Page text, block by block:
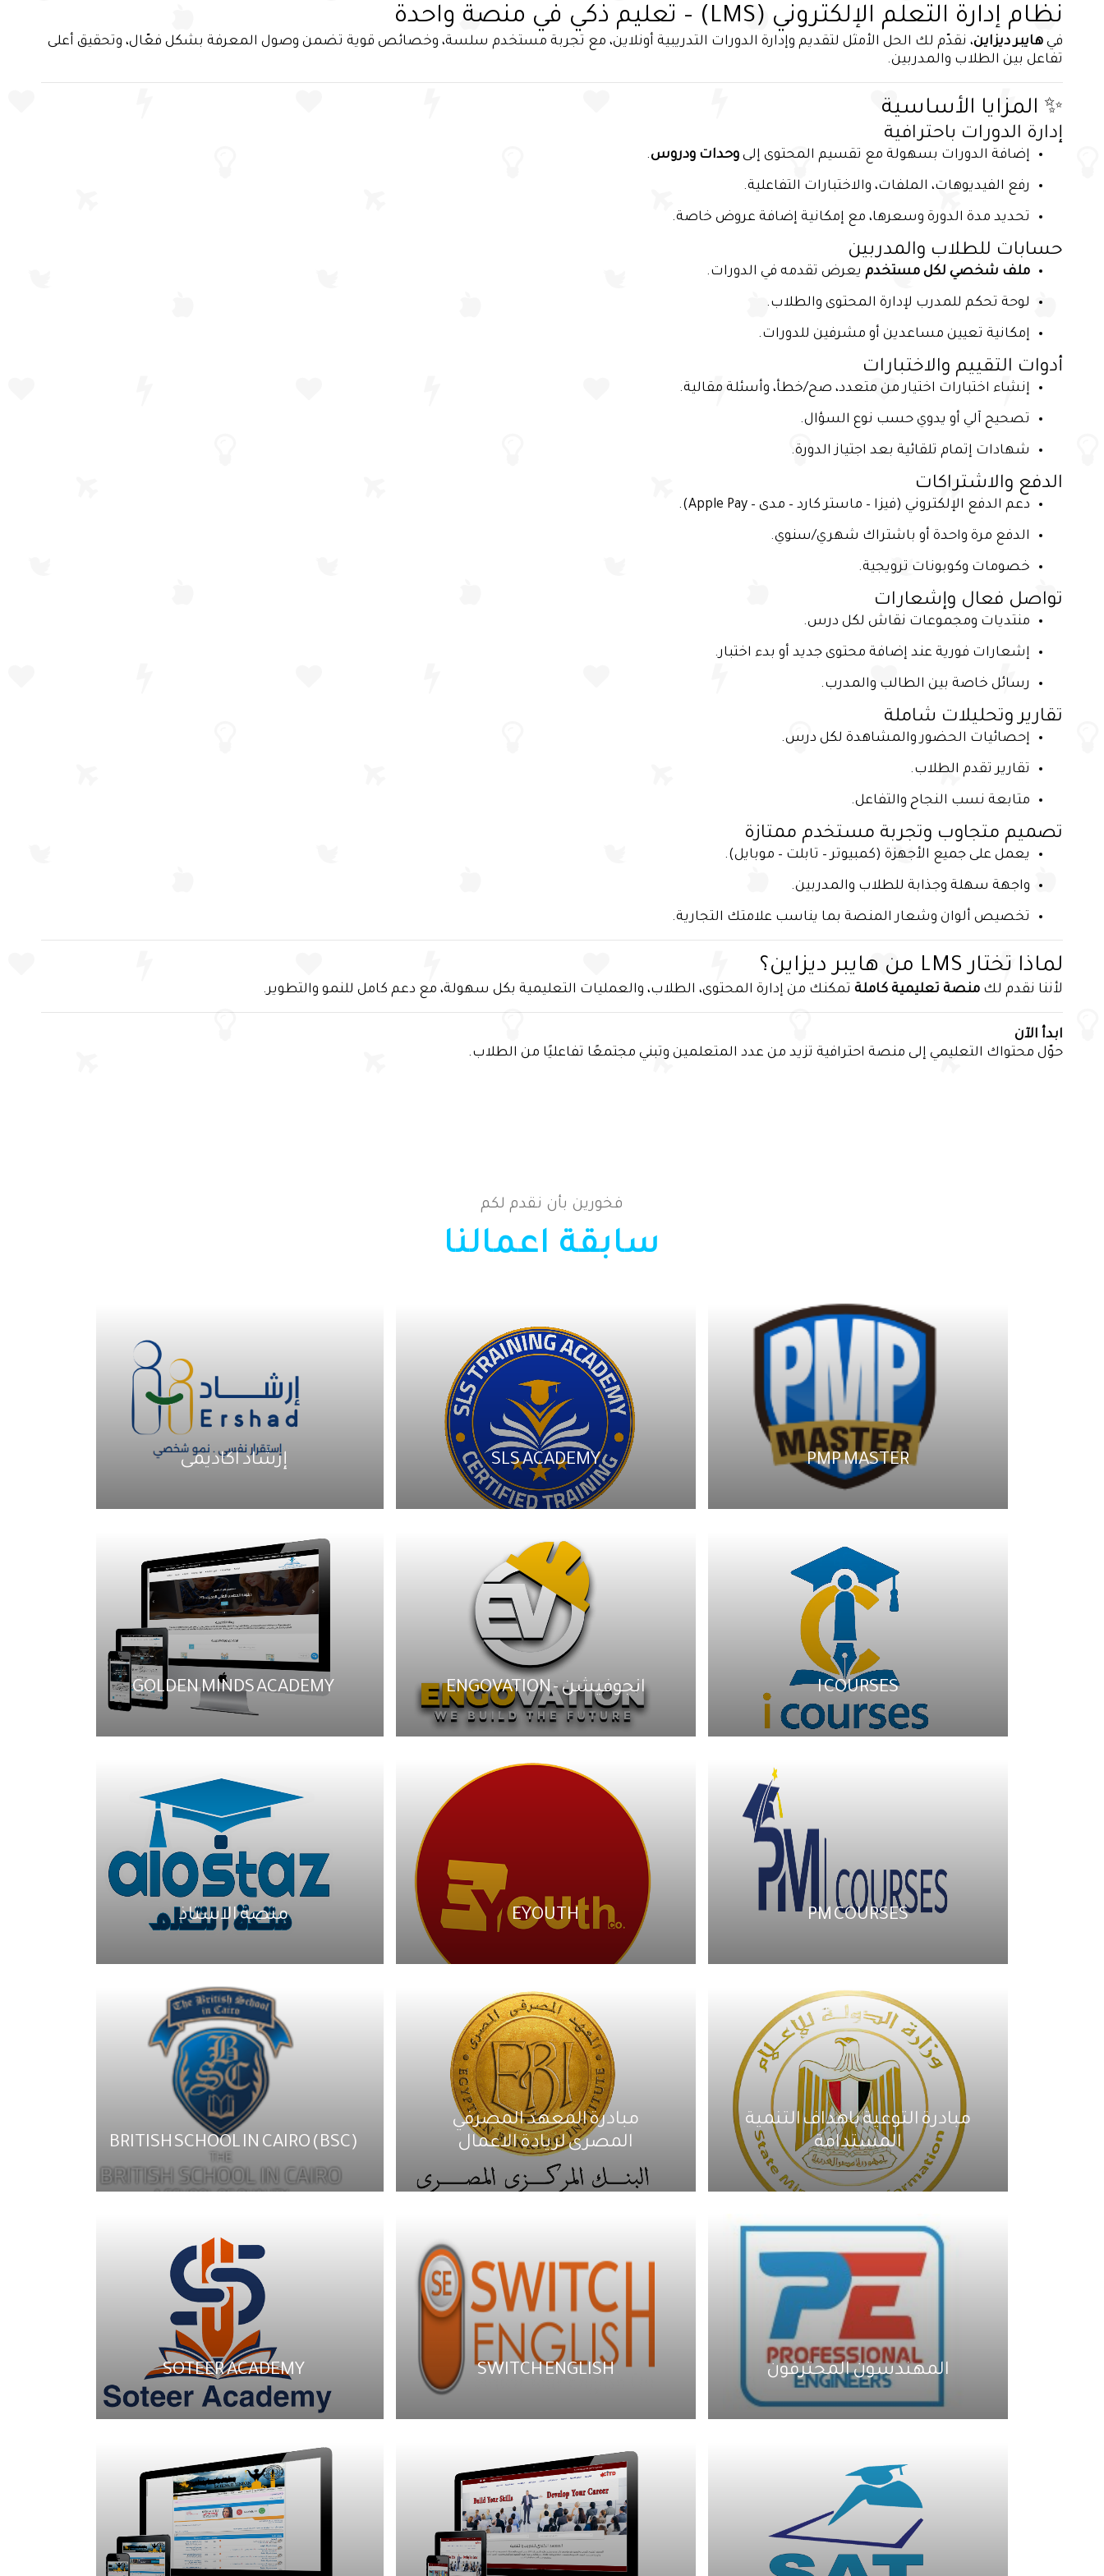
نظام إدارة التعلم الإلكتروني (LMS) – تعليم ذكي في منصة واحدة
في هايبر ديزاين، نقدّم لك الحل الأمثل لتقديم وإدارة الدورات التدريبية أونلاين، مع تجربة مستخدم سلسة، وخصائص قوية تضمن وصول المعرفة بشكل فعّال، وتحقيق أعلى
تفاعل بين الطلاب والمدربين.
✨ المزايا الأساسية
إدارة الدورات باحترافية
إضافة الدورات بسهولة مع تقسيم المحتوى إلى وحدات ودروس.
رفع الفيديوهات، الملفات، والاختبارات التفاعلية.
تحديد مدة الدورة وسعرها، مع إمكانية إضافة عروض خاصة.
حسابات للطلاب والمدربين
ملف شخصي لكل مستخدم يعرض تقدمه في الدورات.
لوحة تحكم للمدرب لإدارة المحتوى والطلاب.
إمكانية تعيين مساعدين أو مشرفين للدورات.
أدوات التقييم والاختبارات
إنشاء اختبارات اختيار من متعدد، صح/خطأ، وأسئلة مقالية.
تصحيح آلي أو يدوي حسب نوع السؤال.
شهادات إتمام تلقائية بعد اجتياز الدورة.
الدفع والاشتراكات
دعم الدفع الإلكتروني (فيزا – ماستر كارد – مدى – Apple Pay).
الدفع مرة واحدة أو باشتراك شهري/سنوي.
خصومات وكوبونات ترويجية.
تواصل فعال وإشعارات
منتديات ومجموعات نقاش لكل درس.
إشعارات فورية عند إضافة محتوى جديد أو بدء اختبار.
رسائل خاصة بين الطالب والمدرب.
تقارير وتحليلات شاملة
إحصائيات الحضور والمشاهدة لكل درس.
تقارير تقدم الطلاب.
متابعة نسب النجاح والتفاعل.
تصميم متجاوب وتجربة مستخدم ممتازة
يعمل على جميع الأجهزة (كمبيوتر – تابلت – موبايل).
واجهة سهلة وجذابة للطلاب والمدربين.
تخصيص ألوان وشعار المنصة بما يناسب علامتك التجارية.
لماذا تختار LMS من هايبر ديزاين؟
لأننا نقدم لك منصة تعليمية كاملة تمكنك من إدارة المحتوى، الطلاب، والعمليات التعليمية بكل سهولة، مع دعم كامل للنمو والتطوير.
ابدأ الآن
حوّل محتواك التعليمي إلى منصة احترافية تزيد من عدد المتعلمين وتبني مجتمعًا تفاعليًا من الطلاب.
فخورين بأن نقدم لكم
سابقة اعمالنا
PMP MASTER
SLS ACADEMY إرشاد اكاديمى
I COURSES انجوفيشن - ENGOVATION GOLDEN MINDS ACADEMY
PM COURSES
EYOUTH منصة الاستاذ
مبادرة التوعية باهداف التنمية
المستدامة
مبادرة المعهد المصرفي
المصرى لريادة الاعمال
BRITISH SCHOOL IN CAIRO (BSC)
المهندسون المحترفون SWITCH ENGLISH
SOTEER ACADEMY